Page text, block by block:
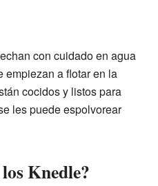
con cuidado en agua
empiezan a flotar en la
cocidos y listos para
les puede espolvorear
Knedle?